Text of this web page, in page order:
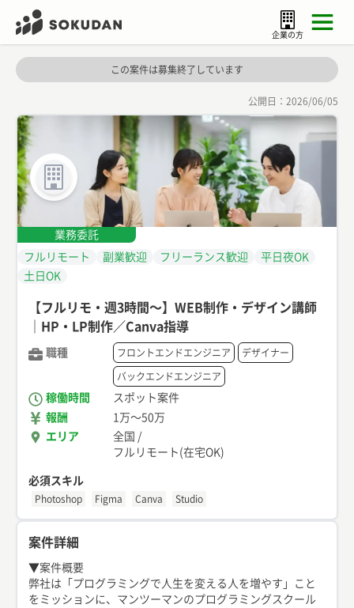
企業の方
この案件は募集終了しています
公開日： 2026/06/05
業務委託
フルリモート
副業歓迎 フリーランス歓迎
平日夜OK
土日OK
【フルリモ・週3時間〜】WEB制作・デザイン講師
｜HP・LP制作／Canva指導
職種 フロントエンドエンジニア デザイナー
バックエンドエンジニア
稼働時間
スポット案件
報酬
1万〜50万
エリア
全国 /
フルリモート(在宅OK)
必須スキル
Photoshop Figma Canva Studio
案件詳細
▼案件概要
弊社は「プログラミングで人生を変える人を増やす」こと
をミッションに、マンツーマンのプログラミングスクール